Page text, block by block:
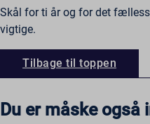
Skål for ti år og for det
vigtige.
Tilbage til toppen
Du er måske også